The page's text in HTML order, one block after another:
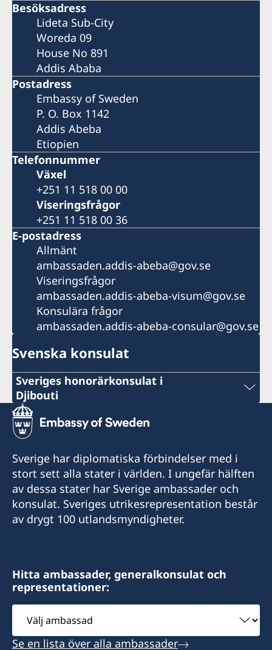
Besöksadress
Lideta Sub-City
Woreda 09
House No 891
Addis Ababa
Postadress
Embassy of Sweden
P. O. Box 1142
Addis Abeba
Etiopien
Telefonnummer
Växel
+251 11 518 00 00
Viseringsfrågor
+251 11 518 00 36
E-postadress
Allmänt
ambassaden.addis-abeba@gov.se
Viseringsfrågor
ambassaden.addis-abeba-visum@gov.se
Konsulära frågor
ambassaden.addis-abeba-consular@gov.se
Svenska konsulat
Sveriges honorärkonsulat i
Djibouti
Phone
+253 21 35 69 73
Emergency (ONLY) phone nr
+25377247368 (whatsApp)
Email
Zone Industriel Sud Lot 172, Route de
l'Aeroport, Rout en face station (NOK)
Öppningstider: Måndag och onsdag 10.00 till
12.00.
Sverige har diplomatiska förbindelser med i
stort sett alla stater i världen. I ungefär hälften
av dessa stater har Sverige ambassader och
konsulat. Sveriges utrikesrepresentation består
av drygt 100 utlandsmyndigheter.
Hitta ambassader, generalkonsulat och
representationer:
Välj
ambassad
Se en lista över alla ambassader